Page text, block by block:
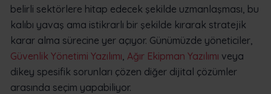
belirli sektörlere hitap edecek şekilde uzmanlaşması, bu
kalıbı yavaş ama istikrarlı bir şekilde kırarak stratejik
karar alma sürecine yer açıyor. Günümüzde yöneticiler,
Güvenlik Yönetimi Yazılımı Ağır Ekipman Yazılımı veya
dikey spesifik sorunları çözen diğer dijital çözümler
arasında seçim yapabiliyor.